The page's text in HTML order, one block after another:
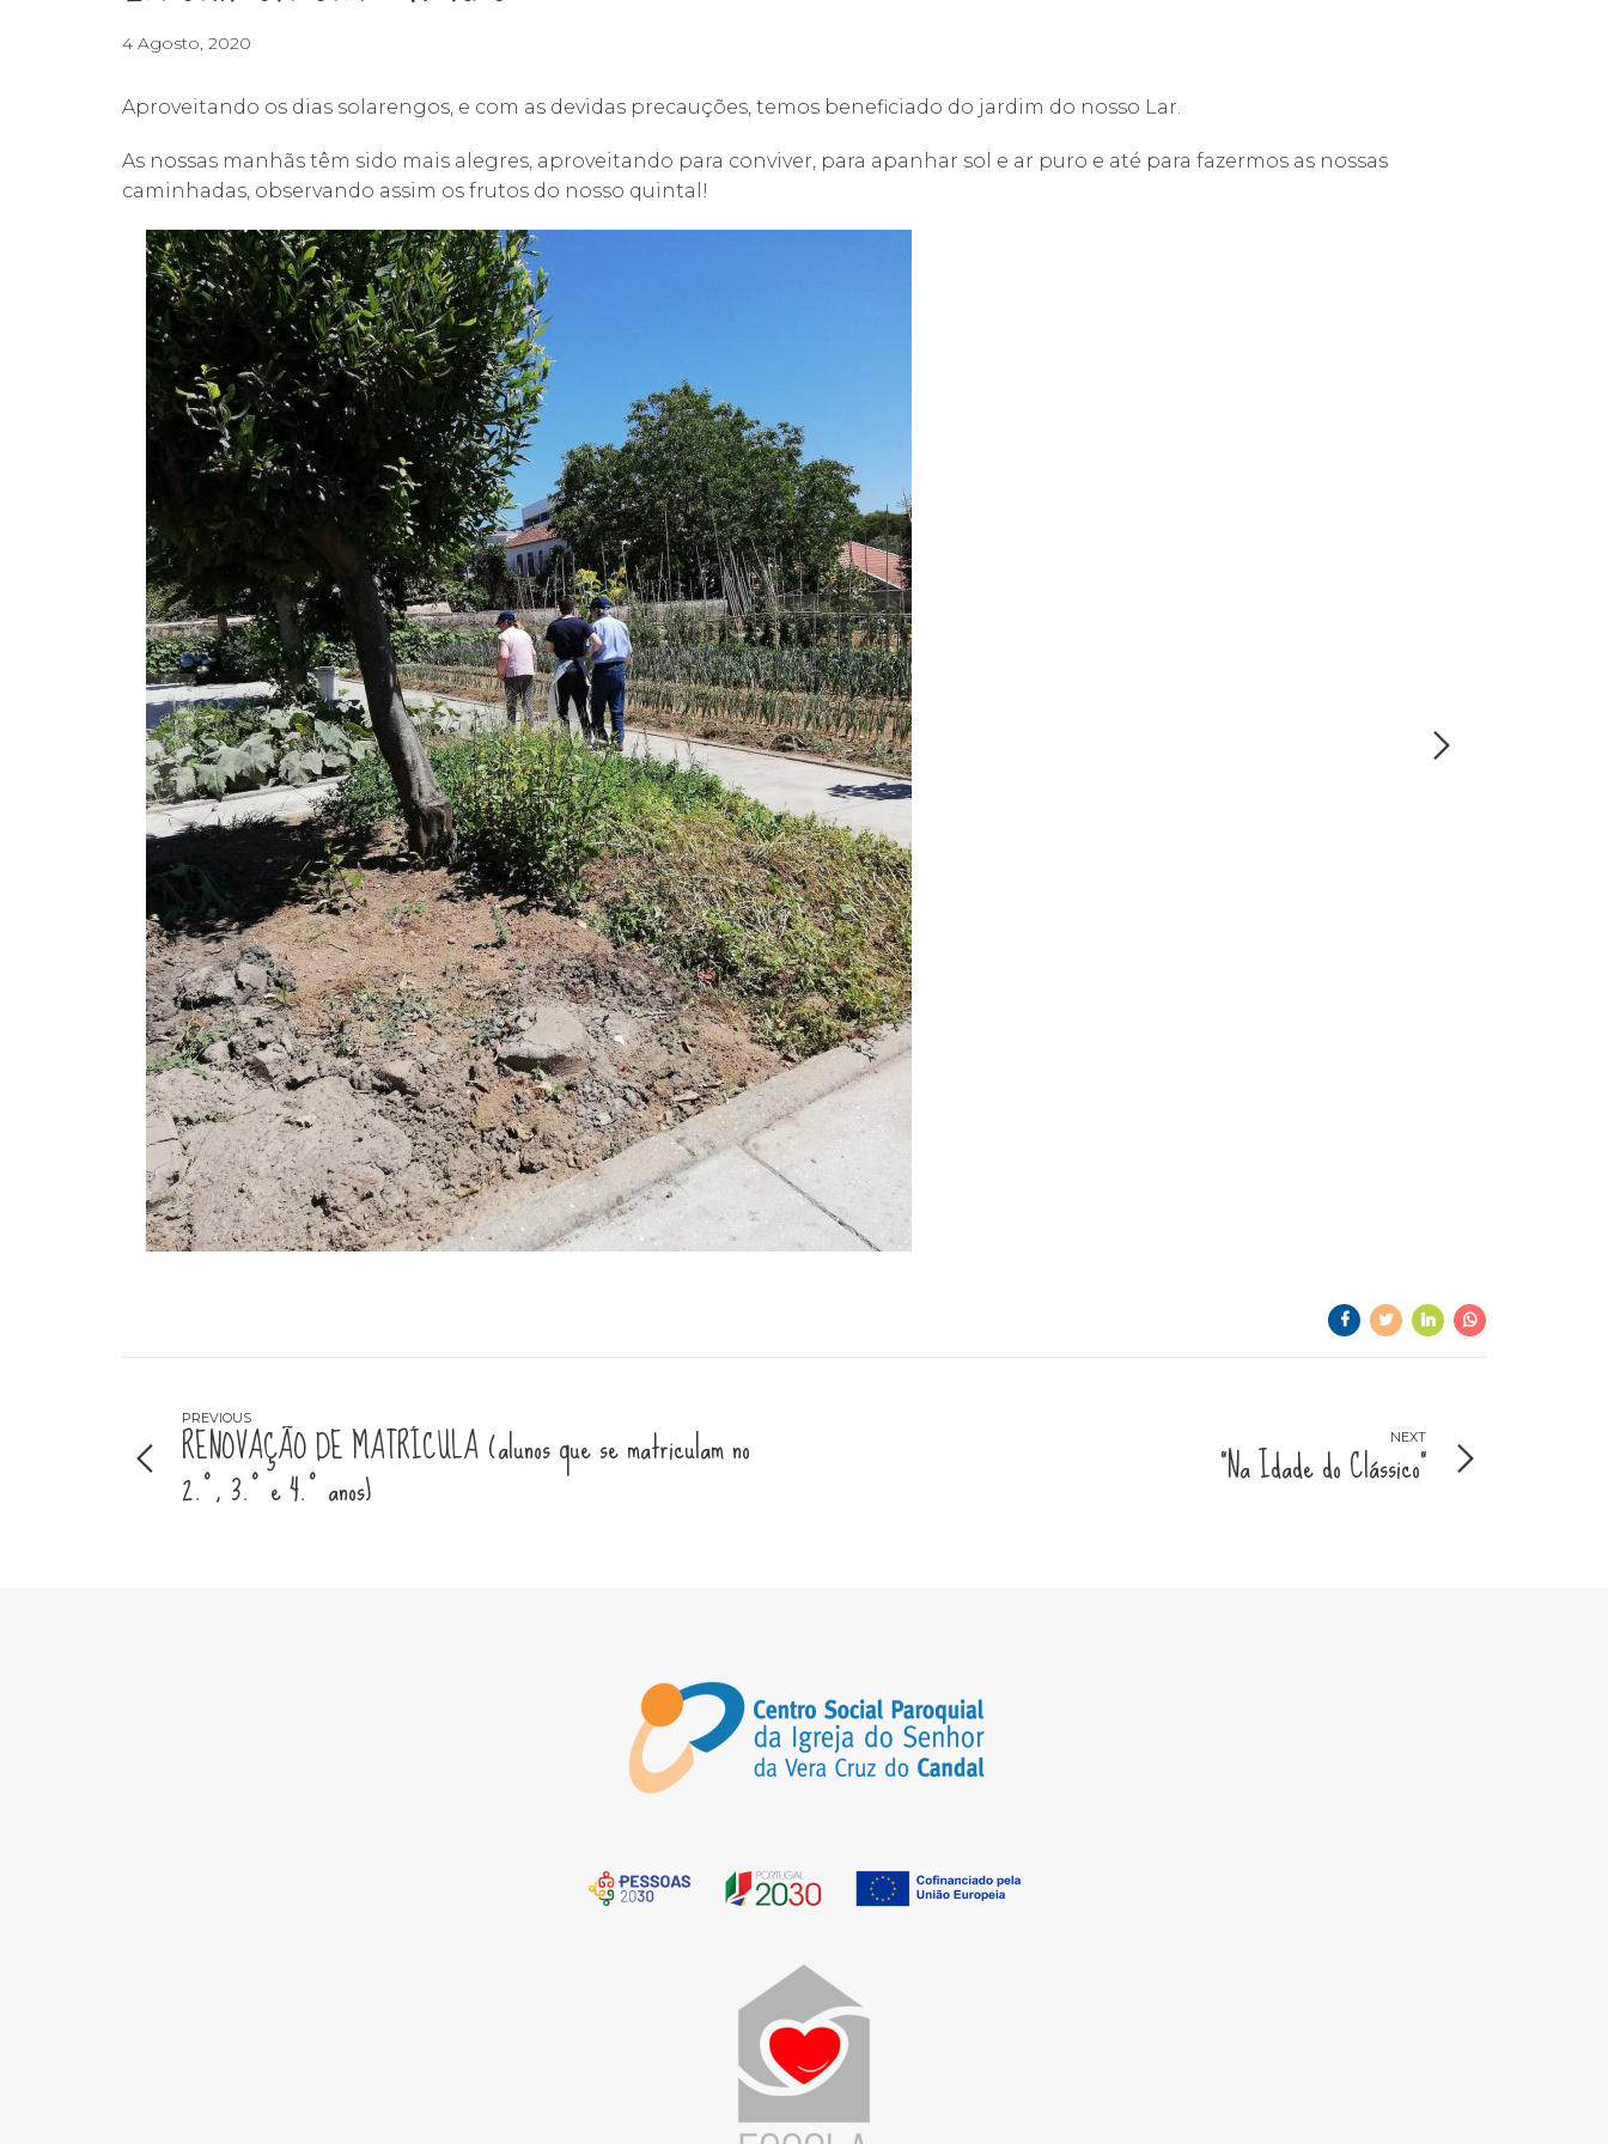
4 Agosto, 2020
Aproveitando os dias solarengos, e com as devidas precauções, temos beneficiado do jardim do nosso Lar.
As nossas manhãs têm sido mais alegres, aproveitando para conviver, para apanhar sol e ar puro e até para fazermos as nossas
caminhadas, observando assim os frutos do nosso quintal!
PREVIOUS
RENOVAÇÃO DE MATRÍCULA (alunos que se matriculam no
2.º, 3.º e 4.º anos)
NEXT
“Na Idade do Clássico”